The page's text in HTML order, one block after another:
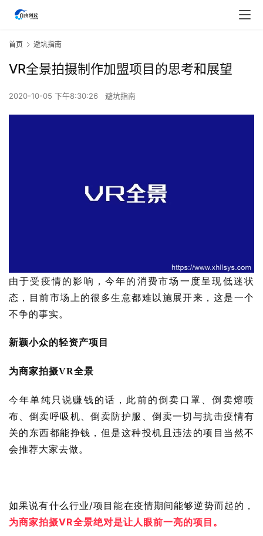
首页 避坑指南
VR全景拍摄制作加盟项目的思考和展望
2020-10-05 下午8:30:26 避坑指南
由于受疫情的影响，今年的消费市场一度呈现低迷状
态，目前市场上的很多生意都难以施展开来，这是一个
不争的事实。
新颖小众的轻资产项目
为商家拍摄VR全景
今年单纯只说赚钱的话，此前的倒卖口罩、倒卖熔喷
布、倒卖呼吸机、倒卖防护服、倒卖一切与抗击疫情有
关的东西都能挣钱，但是这种投机且违法的项目当然不
会推荐大家去做。
如果说有什么行业/项目能在疫情期间能够逆势而起的，
为商家拍摄VR全景绝对是让人眼前一亮的项目。